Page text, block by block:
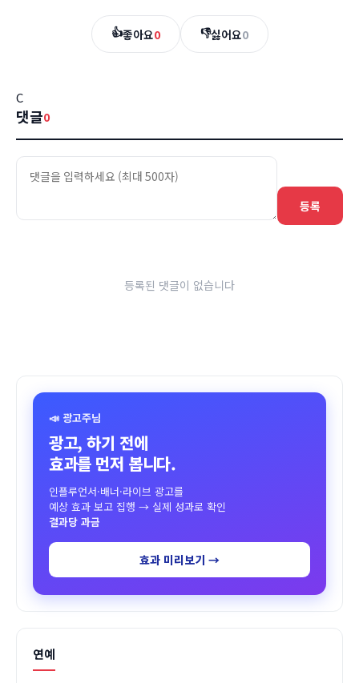
👍좋아요0 👎싫어요0
C
댓글0
등록
등록된 댓글이 없습니다
📣 광고주님
광고, 하기 전에
효과를 먼저 봅니다.
인플루언서·배너·라이브 광고를
예상 효과 보고 집행 → 실제 성과로 확인
결과당 과금
효과 미리보기 →
연예